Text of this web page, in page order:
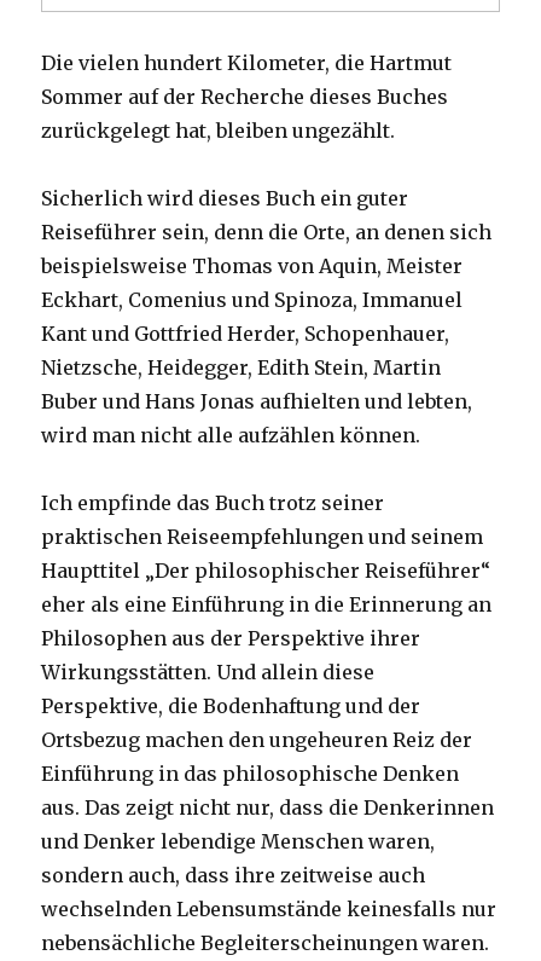
Die vielen hundert Kilometer, die Hartmut
Sommer auf der Recherche dieses Buches
zurückgelegt hat, bleiben ungezählt.
Sicherlich wird dieses Buch ein guter
Reiseführer sein, denn die Orte, an denen sich
beispielsweise Thomas von Aquin, Meister
Eckhart, Comenius und Spinoza, Immanuel
Kant und Gottfried Herder, Schopenhauer,
Nietzsche, Heidegger, Edith Stein, Martin
Buber und Hans Jonas aufhielten und lebten,
wird man nicht alle aufzählen können.
Ich empfinde das Buch trotz seiner
praktischen Reiseempfehlungen und seinem
Haupttitel „Der philosophischer Reiseführer“
eher als eine Einführung in die Erinnerung an
Philosophen aus der Perspektive ihrer
Wirkungsstätten. Und allein diese
Perspektive, die Bodenhaftung und der
Ortsbezug machen den ungeheuren Reiz der
Einführung in das philosophische Denken
aus. Das zeigt nicht nur, dass die Denkerinnen
und Denker lebendige Menschen waren,
sondern auch, dass ihre zeitweise auch
wechselnden Lebensumstände keinesfalls nur
nebensächliche Begleiterscheinungen waren.